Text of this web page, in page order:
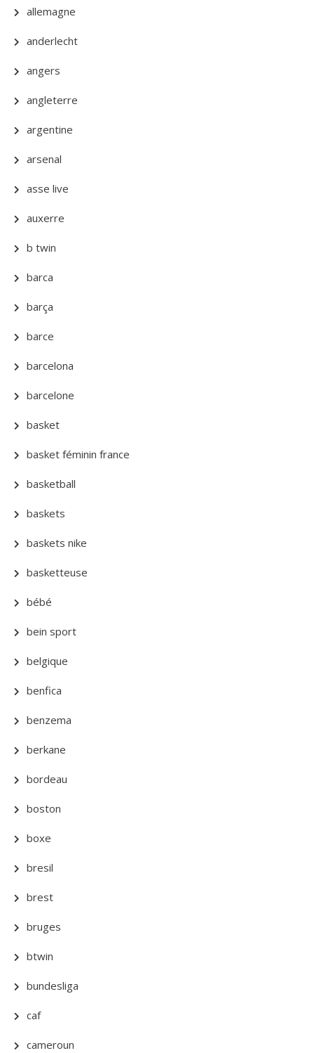
allemagne
anderlecht
angers
angleterre
argentine
arsenal
asse live
auxerre
b twin
barca
barça
barce
barcelona
barcelone
basket
basket féminin france
basketball
baskets
baskets nike
basketteuse
bébé
bein sport
belgique
benfica
benzema
berkane
bordeau
boston
boxe
bresil
brest
bruges
btwin
bundesliga
caf
cameroun